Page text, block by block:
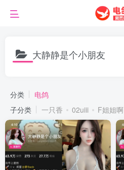
大静静是个小朋友
分类
电鸽
子分类
一只香 02uiii F姐姐啊